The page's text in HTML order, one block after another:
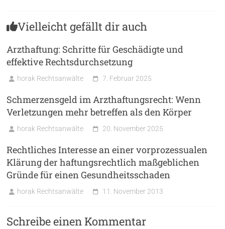
Vielleicht gefällt dir auch
Arzthaftung: Schritte für Geschädigte und
effektive Rechtsdurchsetzung
horak Rechtsanwälte 7. Februar 2025
Schmerzensgeld im Arzthaftungsrecht: Wenn
Verletzungen mehr betreffen als den Körper
horak Rechtsanwälte 20. November 2025
Rechtliches Interesse an einer vorprozessualen
Klärung der haftungsrechtlich maßgeblichen
Gründe für einen Gesundheitsschaden
horak Rechtsanwälte 11. November 2013
Schreibe einen Kommentar